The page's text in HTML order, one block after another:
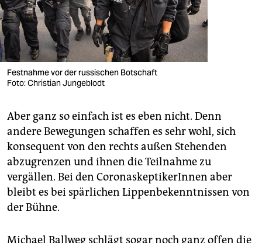
Festnahme vor der russischen Botschaft
Foto: Christian Jungeblodt
Aber ganz so einfach ist es eben nicht. Denn
andere Bewegungen schaffen es sehr wohl, sich
konsequent von den rechts außen Stehenden
abzugrenzen und ihnen die Teilnahme zu
vergällen. Bei den CoronaskeptikerInnen aber
bleibt es bei spärlichen Lippenbekenntnissen von
der Bühne.
Michael Ballweg schlägt sogar noch ganz offen die